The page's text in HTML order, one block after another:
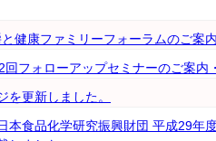
と健康ファミリーフォーラムのご案
回フォローアップセミナーのご案内
を更新しました。
本食品化学研究振興財団 平成29年